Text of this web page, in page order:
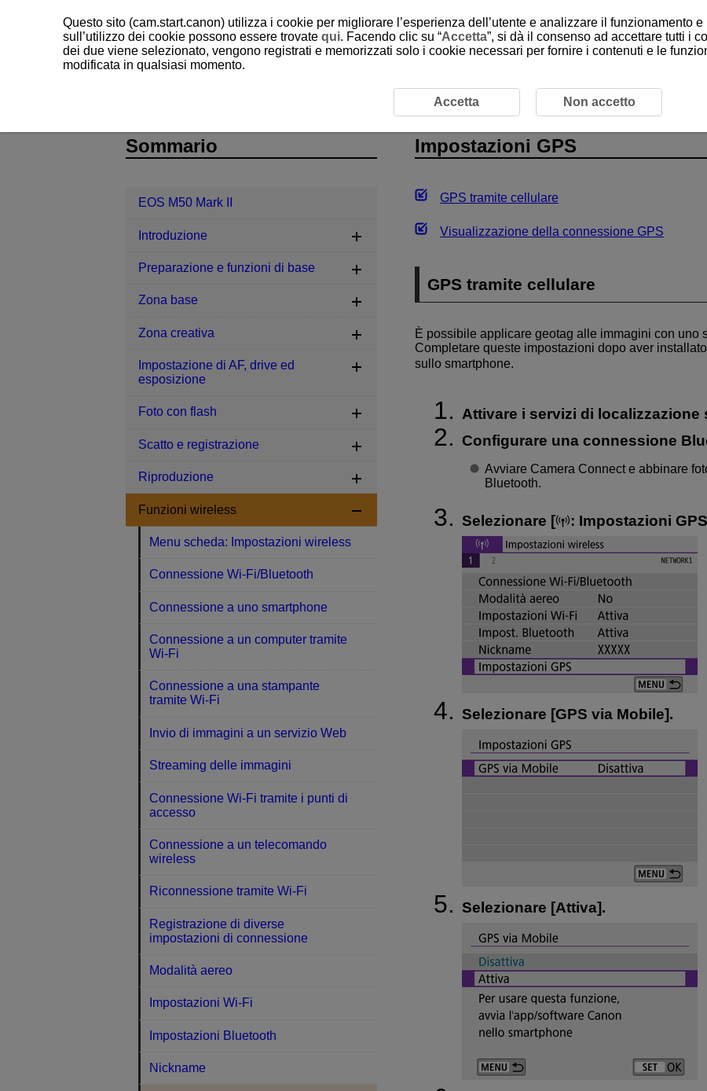
EOS M50 Mark II
Impostazioni GPS
GPS tramite cellulare
Visualizzazione della connessione GPS
GPS tramite cellulare
È possibile applicare geotag alle immagini con uno
Completare queste impostazioni dopo aver
sullo smartphone.
Attivare i servizi di localizzazione
Configurare una connessione
Avviare Camera Connect e abbinare
Bluetooth.
Selezionare [ : Impostazioni GPS
Selezionare [GPS via Mobile].
Selezionare [Attiva].
Sommario
EOS M50 Mark II
Introduzione
Preparazione e funzioni di base
Zona base
Zona creativa
Impostazione di AF, drive ed
esposizione
Foto con flash
Scatto e registrazione
Riproduzione
Funzioni wireless
Menu scheda: Impostazioni wireless
Connessione Wi-Fi/Bluetooth
Connessione a uno smartphone
Connessione a un computer tramite
Wi-Fi
Connessione a una stampante
tramite Wi-Fi
Invio di immagini a un servizio Web
Streaming delle immagini
Connessione Wi-Fi tramite i punti di
accesso
Connessione a un telecomando
wireless
Riconnessione tramite Wi-Fi
Registrazione di diverse
impostazioni di connessione
Modalità aereo
Impostazioni Wi-Fi
Impostazioni Bluetooth
Nickname
Questo sito (cam.start.canon) utilizza i cookie per migliorare l’esperienza dell’utente e analizzare il funzionamento
sull’utilizzo dei cookie possono essere trovate qui. Facendo clic su “Accetta”, si dà il consenso ad accettare tutti i
dei due viene selezionato, vengono registrati e memorizzati solo i cookie necessari per fornire i contenuti e le
modificata in qualsiasi momento.
Accetta Non accetto